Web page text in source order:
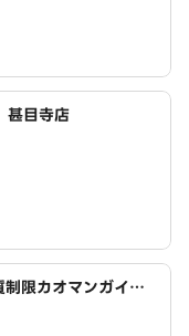
目寺店
制限カオマンガイ
屋店